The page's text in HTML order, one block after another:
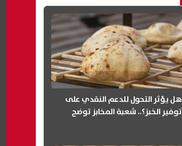
هل يؤثر التحول للدعم النقدي على
توفير الخبز؟.. شعبة المخابز توضح